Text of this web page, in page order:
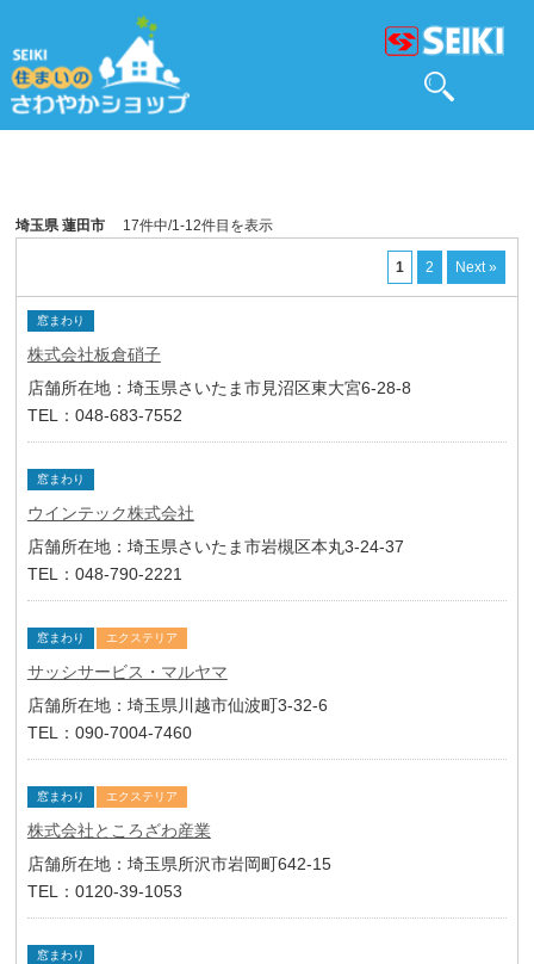
埼玉県 蓮田市 17件中/1-12件目を表示
1 2 Next »
窓まわり
株式会社板倉硝子
店舗所在地：埼玉県さいたま市見沼区東大宮6-28-8
TEL：048-683-7552
窓まわり
ウインテック株式会社
店舗所在地：埼玉県さいたま市岩槻区本丸3-24-37
TEL：048-790-2221
窓まわり エクステリア
サッシサービス・マルヤマ
店舗所在地：埼玉県川越市仙波町3-32-6
TEL：090-7004-7460
窓まわり エクステリア
株式会社ところざわ産業
店舗所在地：埼玉県所沢市岩岡町642-15
TEL：0120-39-1053
窓まわり